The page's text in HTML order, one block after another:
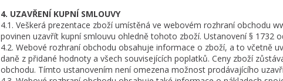
4. UZAVŘENÍ KUPNÍ SMLOUVY
4.1. Veškerá prezentace zboží umístěná ve webovém rozhraní obchodu
povinen uzavřít kupní smlouvu ohledně tohoto zboží. Ustanovení § 1732
4.2. Webové rozhraní obchodu obsahuje informace o zboží, a to včetně
daně z přidané hodnoty a všech souvisejících poplatků. Ceny zboží
obchodu. Tímto ustanovením není omezena možnost prodávajícího